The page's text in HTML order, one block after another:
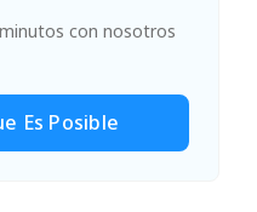
con nosotros
Es Posible